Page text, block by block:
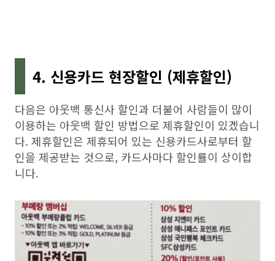
4. 신용카드 현장할인 (제휴할인)
다음은 아웃백 통신사 할인과 더불어 사람들이 많이
이용하는 아웃백 할인 방법으로 제휴할인이 있겠습니
다. 제휴할인은 제휴되어 있는 신용카드사로부터 할
인을 제공받는 것으로, 카드사마다 할인률이 상이합
니다.